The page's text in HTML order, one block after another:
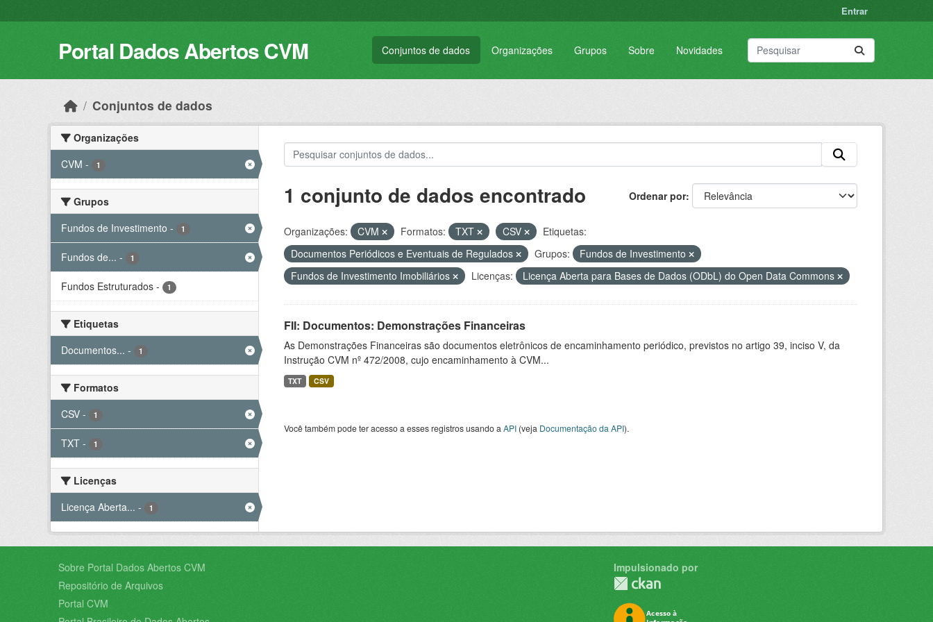
Entrar
Portal Dados Abertos CVM Conjuntos de dados Organizações Grupos Sobre Novidades
Conjuntos de dados
Organizações
CVM - 1
Grupos
Fundos de Investimento - 1
Fundos de... - 1
Fundos Estruturados - 1
Etiquetas
Documentos... - 1
Formatos
CSV - 1
TXT - 1
Licenças
Licença Aberta... - 1
Ordenar por
1 conjunto de dados encontrado
Organizações: CVM Formatos: TXT CSV
Etiquetas:
Documentos Periódicos e Eventuais de Regulados
Grupos:
Fundos de Investimento
Fundos de Investimento Imobiliários
Licenças: Licença Aberta para Bases de Dados (ODbL) do Open Data Commons
FII: Documentos: Demonstrações Financeiras
As Demonstrações Financeiras são documentos eletrônicos de encaminhamento periódico, previstos no artigo 39, inciso V, da
Instrução CVM nº 472/2008, cujo encaminhamento à CVM...
TXT CSV
Você também pode ter acesso a esses registros usando a API(veja Documentação da API).
Sobre Portal Dados Abertos CVM
Repositório de Arquivos
Portal CVM
Impulsionado por